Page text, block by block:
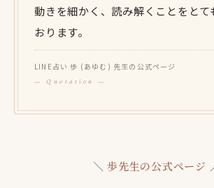
動きを細かく、読み解くことをとて
おります。
LINE占い 歩 (あゆむ) 先生の公式ページ
＼歩先生の公式ページ